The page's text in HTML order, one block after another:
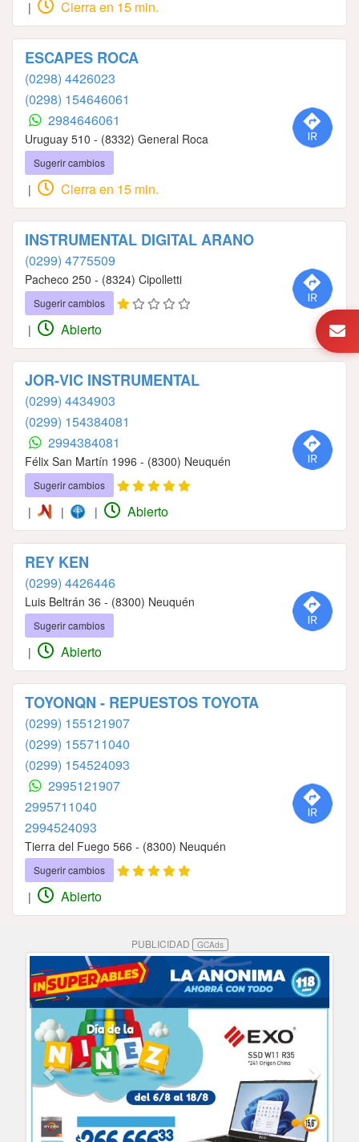
| Cierra en 15 min.
ESCAPES ROCA
(0298) 4426023
(0298) 154646061
2984646061
Uruguay 510 - (8332) General Roca
Sugerir cambios
| Cierra en 15 min.
INSTRUMENTAL DIGITAL ARANO
(0299) 4775509
Pacheco 250 - (8324) Cipolletti
Sugerir cambios
| Abierto
JOR-VIC INSTRUMENTAL
(0299) 4434903
(0299) 154384081
2994384081
Félix San Martín 1996 - (8300) Neuquén
Sugerir cambios
| | | Abierto
REY KEN
(0299) 4426446
Luis Beltrán 36 - (8300) Neuquén
Sugerir cambios
| Abierto
TOYONQN - REPUESTOS TOYOTA
(0299) 155121907
(0299) 155711040
(0299) 154524093
2995121907
2995711040
2994524093
Tierra del Fuego 566 - (8300) Neuquén
Sugerir cambios
| Abierto
PUBLICIDAD GCAds